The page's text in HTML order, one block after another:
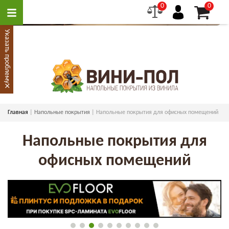
0 0
Главная Напольные покрытия Напольные покрытия для офисных помещений
Напольные покрытия для
офисных помещений
Указать проблему
×